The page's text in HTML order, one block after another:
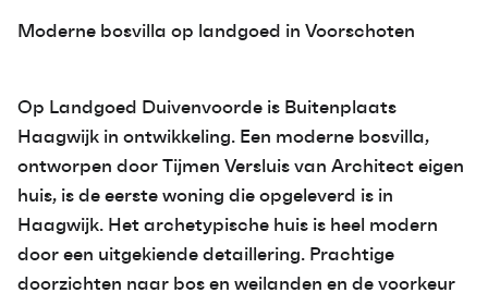
Moderne bosvilla op landgoed in Voorschoten
Op Landgoed Duivenvoorde is Buitenplaats
Haagwijk in ontwikkeling. Een moderne bosvilla,
ontworpen door Tijmen Versluis van Architect eigen
huis, is de eerste woning die opgeleverd is in
Haagwijk. Het archetypische huis is heel modern
door een uitgekiende detaillering. Prachtige
doorzichten naar bos en weilanden en de voorkeur